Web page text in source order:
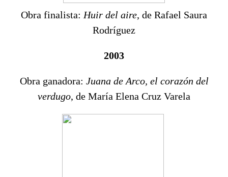
Obra finalista: Huir del aire, de Rafael Saura
Rodríguez
2003
Obra ganadora: Juana de Arco, el corazón del
verdugo, de María Elena Cruz Varela